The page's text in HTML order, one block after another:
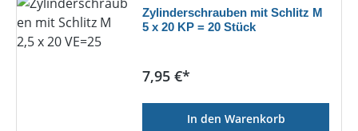
Zylinderschrauben mit Schlitz M
5 x 20 KP = 20 Stück
Regulärer Preis:
7,95 €*
In den Warenkorb